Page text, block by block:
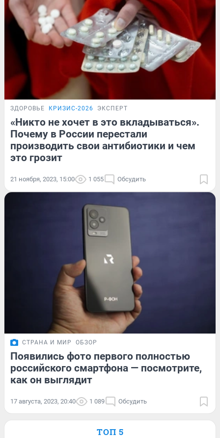
ЗДОРОВЬЕ КРИЗИС-2026 ЭКСПЕРТ
«Никто не хочет в это вкладываться».
Почему в России перестали
производить свои антибиотики и чем
это грозит
21 ноября, 2023, 15:00 1 055 Обсудить
СТРАНА И МИР ОБЗОР
Появились фото первого полностью
российского смартфона — посмотрите,
как он выглядит
17 августа, 2023, 20:40 1 089 Обсудить
ТОП 5